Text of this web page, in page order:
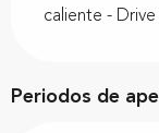
caliente - Drive
Periodos de